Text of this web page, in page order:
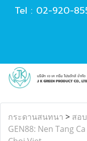
Tel : 02-920-
กระดานสนทนา > สอ
GEN88: Nen Tang